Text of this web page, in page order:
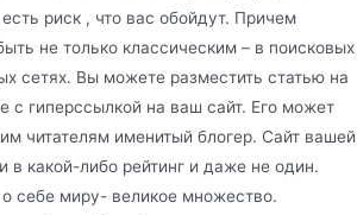
риск , что вас обойдут. Причем
не только классическим – в поисковых
сетях. Вы можете разместить статью на
с гиперссылкой на ваш сайт. Его может
читателям именитый блогер. Сайт вашей
в какой-либо рейтинг и даже не один.
себе миру- великое множество.